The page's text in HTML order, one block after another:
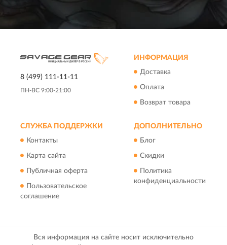
8 (499) 111-11-11
ПН-ВС 9:00-21:00
ИНФОРМАЦИЯ
Доставка
Оплата
Возврат товара
СЛУЖБА ПОДДЕРЖКИ
Контакты
Карта сайта
Публичная оферта
Пользовательское
соглашение
ДОПОЛНИТЕЛЬНО
Блог
Скидки
Политика
конфиденциальности
Вся информация на сайте носит исключительно